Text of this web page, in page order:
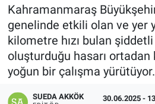
Kahramanmaraş
genelinde etkili olan ve yer
kilometre hızı bulan şiddetli
oluşturduğu hasarı ortadan
yoğun bir çalışma yürütüyor.
SUEDA AKKÖK 30.06.2025 -
DÜNYA
EKONOMİ
SİYASET
SAĞLIK
Son Dakika Haberleri
Haber Arşivi